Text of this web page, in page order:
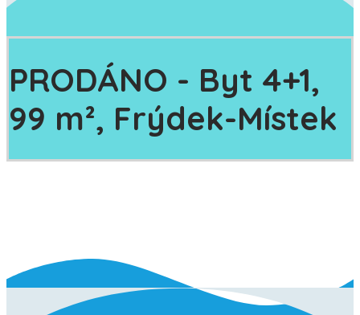
PRODÁNO - Byt 4+1,
99 m², Frýdek-Místek